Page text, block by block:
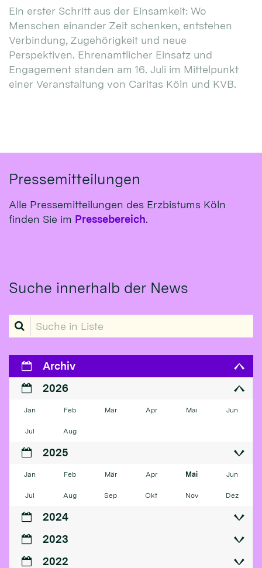
Ein erster Schritt aus der Einsamkeit: Wo
Menschen einander Zeit schenken, entstehen
Verbindung, Zugehörigkeit und neue
Perspektiven. Ehrenamtlicher Einsatz und
Engagement standen am 16. Juli im Mittelpunkt
einer Veranstaltung von Caritas Köln und KVB.
Pressemitteilungen
Alle Pressemitteilungen des Erzbistums Köln
finden Sie im Pressebereich.
Suche innerhalb der News
Suche in Liste
Archiv
2026
Jan Feb Mär Apr Mai Jun
Jul Aug
2025
Jan Feb Mär Apr Mai Jun
Jul Aug Sep Okt Nov Dez
2024
2023
2022